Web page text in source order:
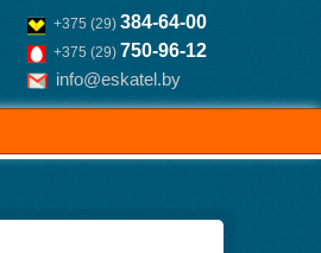
+375 (29) 384-64-00
+375 (29) 750-96-12
info@eskatel.by